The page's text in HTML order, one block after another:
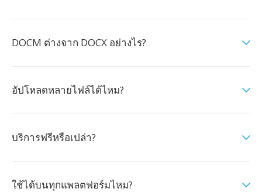
DOCM ต่างจาก DOCX อย่างไร?
อัปโหลดหลายไฟล์ได้ไหม?
บริการฟรีหรือเปล่า?
ใช้ได้บนทุกแพลตฟอร์มไหม?